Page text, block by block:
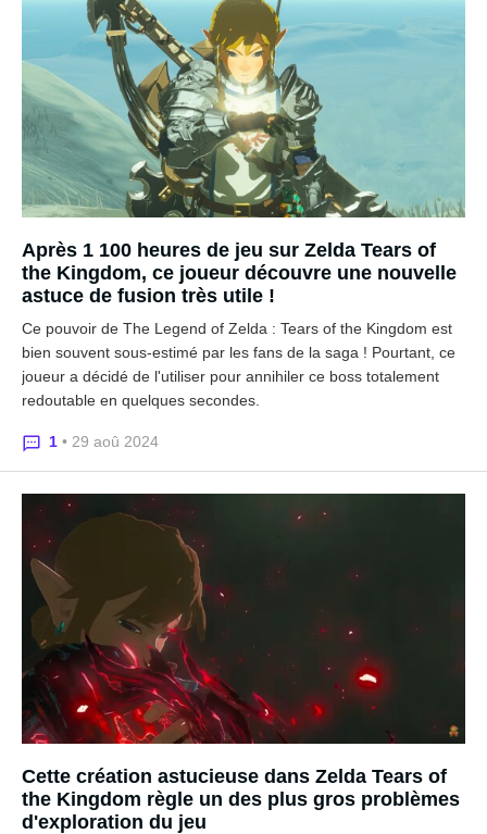
Après 1 100 heures de jeu sur Zelda Tears of
the Kingdom, ce joueur découvre une nouvelle
astuce de fusion très utile !
Ce pouvoir de The Legend of Zelda : Tears of the Kingdom est
bien souvent sous-estimé par les fans de la saga ! Pourtant, ce
joueur a décidé de l'utiliser pour annihiler ce boss totalement
redoutable en quelques secondes.
1 • 29 aoû 2024
Cette création astucieuse dans Zelda Tears of
the Kingdom règle un des plus gros problèmes
d'exploration du jeu